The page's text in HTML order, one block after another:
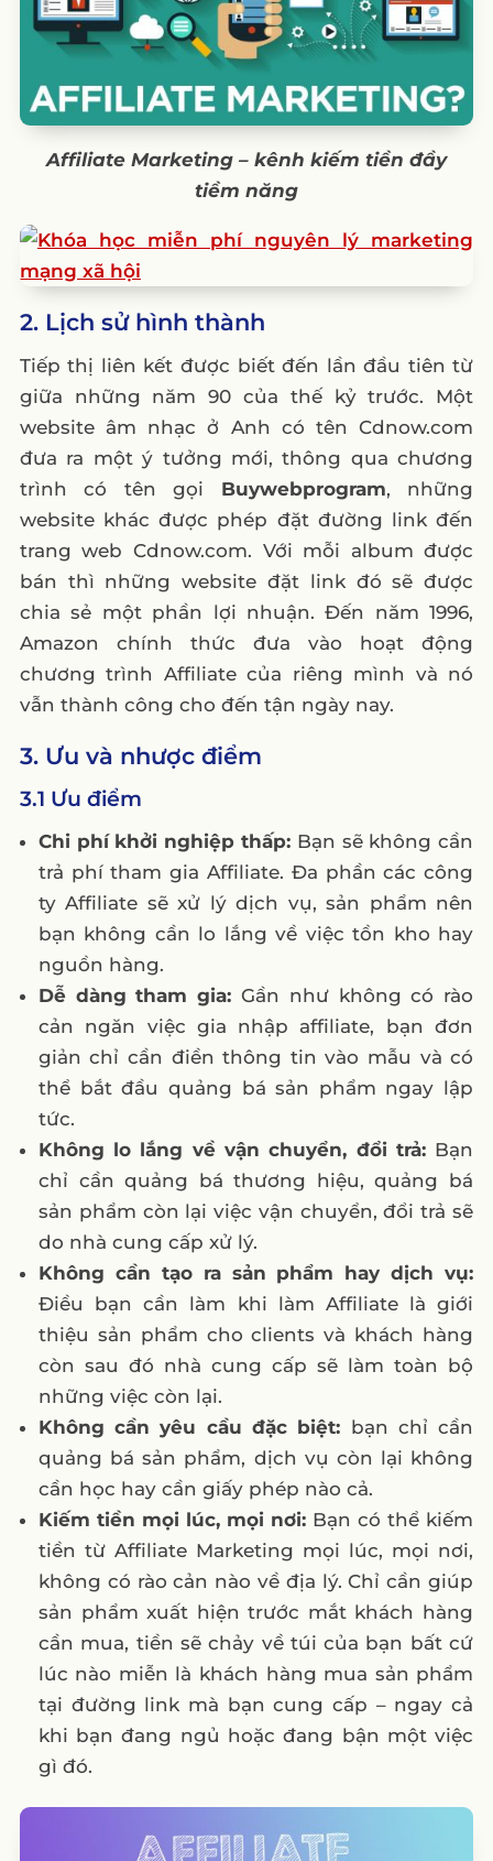
1. Xây dựng website để thực hiện Affiliate.
2. Xây dựng cộng đồng trên YouTube,
Facebook, Tiktok
Lời kết
Câu hỏi thường gặp
Tiếp thị liên kết (affiliate marketing) là gì?
Các sàn tiếp thị liên kết nổi tiếng tại Việt
Nam?
Affiliate Marketing – kênh kiếm tiền đầy
tiềm năng
2. Lịch sử hình thành
Tiếp thị liên kết được biết đến lần đầu tiên từ
giữa những năm 90 của thế kỷ trước. Một
website âm nhạc ở Anh có tên Cdnow.com
đưa ra một ý tưởng mới, thông qua chương
trình có tên gọi Buywebprogram, những
website khác được phép đặt đường link đến
trang web Cdnow.com. Với mỗi album được
bán thì những website đặt link đó sẽ được
chia sẻ một phần lợi nhuận. Đến năm 1996,
Amazon chính thức đưa vào hoạt động
chương trình Affiliate của riêng mình và nó
vẫn thành công cho đến tận ngày nay.
3. Ưu và nhược điểm
3.1 Ưu điểm
Chi phí khởi nghiệp thấp: Bạn sẽ không cần
trả phí tham gia Affiliate. Đa phần các công
ty Affiliate sẽ xử lý dịch vụ, sản phẩm nên
bạn không cần lo lắng về việc tồn kho hay
nguồn hàng.
Dễ dàng tham gia: Gần như không có rào
cản ngăn việc gia nhập affiliate, bạn đơn
giản chỉ cần điền thông tin vào mẫu và có
thể bắt đầu quảng bá sản phẩm ngay lập
tức.
Không lo lắng về vận chuyển, đổi trả:Bạn
chỉ cần quảng bá thương hiệu, quảng bá
sản phẩm còn lại việc vận chuyển, đổi trả sẽ
do nhà cung cấp xử lý.
Không cần tạo ra sản phẩm hay dịch vụ:
Điều bạn cần làm khi làm Affiliate là giới
thiệu sản phẩm cho clients và khách hàng
còn sau đó nhà cung cấp sẽ làm toàn bộ
những việc còn lại.
Không cần yêu cầu đặc biệt: bạn chỉ cần
quảng bá sản phẩm, dịch vụ còn lại không
cần học hay cần giấy phép nào cả.
Kiếm tiền mọi lúc, mọi nơi: Bạn có thể kiếm
tiền từ Affiliate Marketing mọi lúc, mọi nơi,
không có rào cản nào về địa lý. Chỉ cần giúp
sản phẩm xuất hiện trước mắt khách hàng
cần mua, tiền sẽ chảy về túi của bạn bất cứ
lúc nào miễn là khách hàng mua sản phẩm
tại đường link mà bạn cung cấp – ngay cả
khi bạn đang ngủ hoặc đang bận một việc
gì đó.